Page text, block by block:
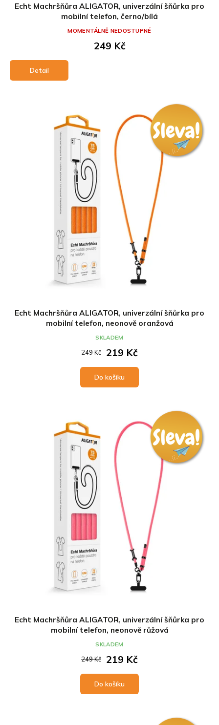
Echt Machršňůra ALIGATOR, univerzální šňůrka pro
mobilní telefon, černo/bílá
249 Kč
Detail
MOMENTÁLNĚ NEDOSTUPNÉ
Echt Machršňůra ALIGATOR, univerzální šňůrka pro
mobilní telefon, neonově oranžová
249 Kč 219 Kč
Do košíku
SKLADEM
Echt Machršňůra ALIGATOR, univerzální šňůrka pro
mobilní telefon, neonově růžová
249 Kč 219 Kč
Do košíku
SKLADEM